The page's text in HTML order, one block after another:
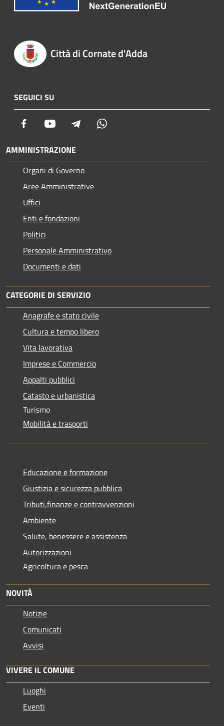
Città di Cornate d'Adda
SEGUICI SU
Facebook Youtube Telegram
AMMINISTRAZIONE
Organi di Governo
Aree Amministrative
Uffici
Enti e fondazioni
Politici
Personale Amministrativo
Documenti e dati
CATEGORIE DI SERVIZIO
Anagrafe e stato civile
Cultura e tempo libero
Vita lavorativa
Imprese e Commercio
Appalti pubblici
Catasto e urbanistica
Turismo
Mobilità e trasporti
Educazione e formazione
Giustizia e sicurezza pubblica
Tributi,finanze e contravvenzioni
Ambiente
Salute, benessere e assistenza
Autorizzazioni
Agricoltura e pesca
NOVITÀ
Notizie
Comunicati
Avvisi
VIVERE IL COMUNE
Luoghi
Eventi